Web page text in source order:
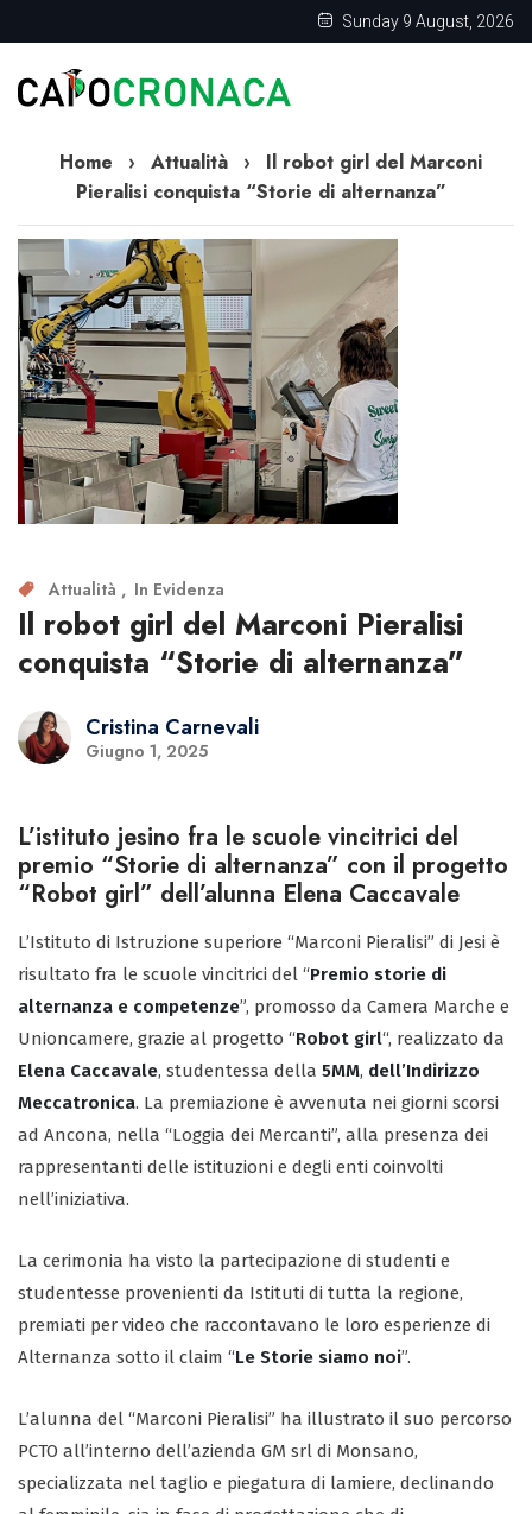
Sunday 9 August, 2026
Home › Attualità ›
Il robot girl del Marconi
Pieralisi conquista “Storie di alternanza”
Attualità In Evidenza
Il robot girl del Marconi Pieralisi
conquista “Storie di alternanza”
Cristina Carnevali
Giugno 1, 2025
L’istituto jesino fra le scuole vincitrici del
premio “Storie di alternanza” con il progetto
“Robot girl” dell’alunna Elena Caccavale
L’Istituto di Istruzione superiore “Marconi Pieralisi” di Jesi è
risultato fra le scuole vincitrici del “Premio storie di
alternanza e competenze”, promosso da Camera Marche e
Unioncamere, grazie al progetto “Robot girl“, realizzato da
Elena Caccavale, studentessa della 5MM, dell’Indirizzo
Meccatronica. La premiazione è avvenuta nei giorni scorsi
ad Ancona, nella “Loggia dei Mercanti”, alla presenza dei
rappresentanti delle istituzioni e degli enti coinvolti
nell’iniziativa.
La cerimonia ha visto la partecipazione di studenti e
studentesse provenienti da Istituti di tutta la regione,
premiati per video che raccontavano le loro esperienze di
Alternanza sotto il claim “Le Storie siamo noi”.
L’alunna del “Marconi Pieralisi” ha illustrato il suo percorso
PCTO all’interno dell’azienda GM srl di Monsano,
specializzata nel taglio e piegatura di lamiere, declinando